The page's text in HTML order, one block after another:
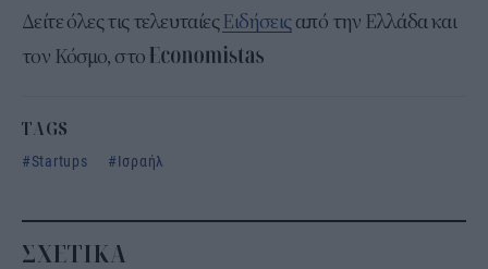
Δείτε όλες τις τελευταίεςΕιδήσειςαπό την Ελλάδα και
τον Κόσμο, στο
TAGS
Startups
Ισραήλ
ΣΧΕΤΙΚΑ